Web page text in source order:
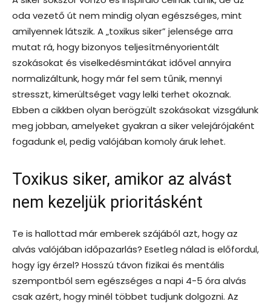
oda vezető út nem mindig olyan egészséges, mint
amilyennek látszik. A „toxikus siker” jelensége arra
mutat rá, hogy bizonyos teljesítményorientált
szokásokat és viselkedésmintákat idővel annyira
normalizáltunk, hogy már fel sem tűnik, mennyi
stresszt, kimerültséget vagy lelki terhet okoznak.
Ebben a cikkben olyan berögzült szokásokat vizsgálunk
meg jobban, amelyeket gyakran a siker velejárójaként
fogadunk el, pedig valójában komoly áruk lehet.
Toxikus siker, amikor az alvást
nem kezeljük prioritásként
Te is hallottad már emberek szájából azt, hogy az
alvás valójában időpazarlás? Esetleg nálad is előfordul,
hogy így érzel? Hosszú távon fizikai és mentális
szempontból sem egészséges a napi 4-5 óra alvás
csak azért, hogy minél többet tudjunk dolgozni. Az